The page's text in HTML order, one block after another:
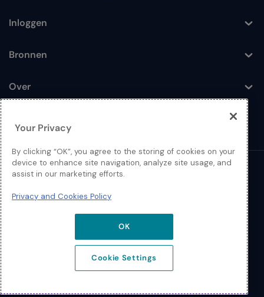
Toggle
Inloggen
Toggle
Bronnen
Toggle
Over
© 2026 Extreme Networks
Juridisch
Privacy- en Cookiebeleid
Your Privacy
By clicking “OK”, you agree to the storing of cookies on your
device to enhance site navigation, analyze site usage, and
assist in our marketing efforts.
Privacy and Cookies Policy
OK
Cookie Settings